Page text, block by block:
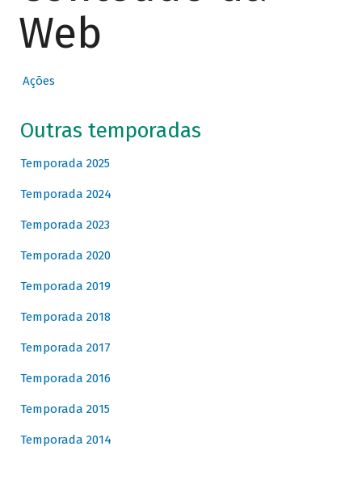
Web
Ações
Outras temporadas
Temporada 2025
Temporada 2024
Temporada 2023
Temporada 2020
Temporada 2019
Temporada 2018
Temporada 2017
Temporada 2016
Temporada 2015
Temporada 2014